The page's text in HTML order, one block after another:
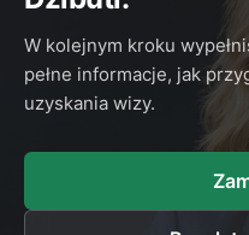
W kolejnym kroku
pełne informacje, jak
uzyskania wizy.